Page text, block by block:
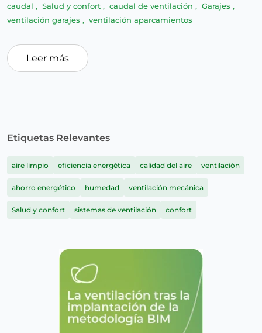
caudal , Salud y confort , caudal de ventilación , Garajes ,
ventilación garajes , ventilación aparcamientos
Leer más
Etiquetas Relevantes
aire limpio eficiencia energética calidad del aire ventilación
ahorro energético humedad ventilación mecánica
Salud y confort sistemas de ventilación confort